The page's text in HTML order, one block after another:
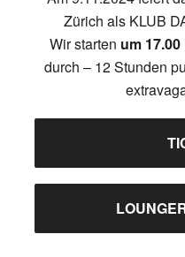
Zürich als KLUB
Wir starten um
durch – 12 Stunden